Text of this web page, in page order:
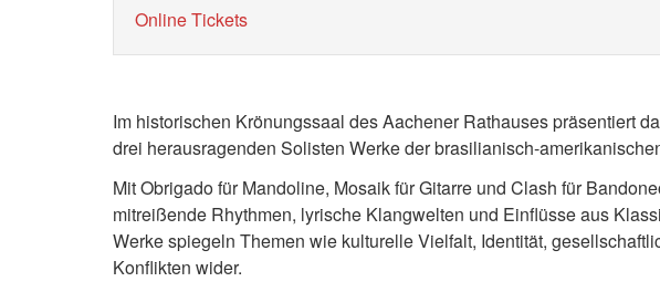
Online Tickets
Im historischen Krönungssaal des Aachener Rathauses präsentiert
drei herausragenden Solisten Werke der brasilianisch-
Mit Obrigado für Mandoline, Mosaik für Gitarre und Clash für
mitreißende Rhythmen, lyrische Klangwelten und Einflüsse aus
Werke spiegeln Themen wie kulturelle Vielfalt, Identität,
Konflikten wider.